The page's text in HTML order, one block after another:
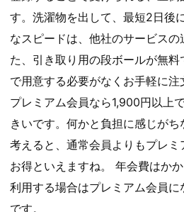
す。洗濯物を出して、最短2日後
なスピードは、他社のサービスの
た、引き取り用の段ボールが無
で用意する必要がなくお手軽に注
プレミアム会員なら1,900円以上
きいです。何かと負担に感じが
考えると、通常会員よりもプレ
お得といえますね。 年会費はか
利用する場合はプレミアム会員
です。